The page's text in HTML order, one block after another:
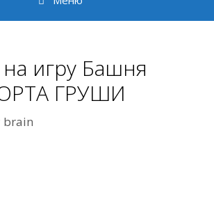
игру Башня
ГРУШИ
brain